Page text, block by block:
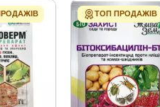
ТОП ПРОДАЖІВ